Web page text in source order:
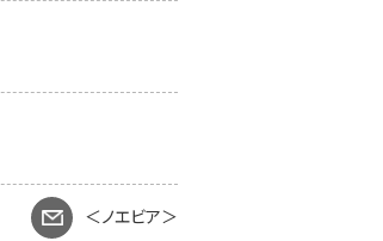
＜ノエビア＞